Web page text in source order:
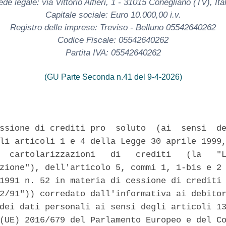
legale: via Vittorio Alfieri, 1 - 31015 Conegliano (TV),
Capitale sociale: Euro 10.000,00 i.v.
Registro delle imprese: Treviso - Belluno 05542640262
Codice Fiscale: 05542640262
Partita IVA: 05542640262
(GU Parte Seconda n.41 del 9-4-2026)